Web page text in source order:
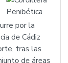
por la
de Cádiz
tras las
de áreas